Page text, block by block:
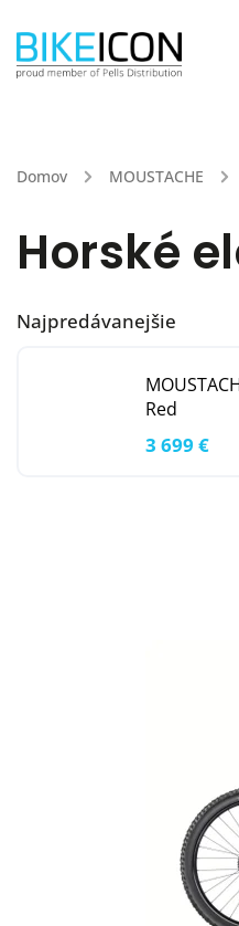
Domov / MOUSTACHE /
Horské
Najpredávanejšie
Red
3 699 €